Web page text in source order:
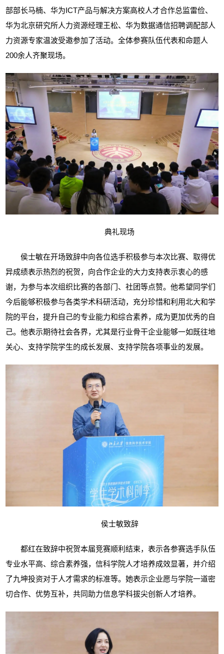
部部长马楠、华为ICT产品与解决方案高校人才合作总监雷俭、
华为北京研究所人力资源经理王松、华为数据通信招聘调配部人
力资源专家温波受邀参加了活动。全体参赛队伍代表和命题人
200余人齐聚现场。
典礼现场
侯士敏在开场致辞中向各位选手积极参与本次比赛、取得优
异成绩表示热烈的祝贺，向合作企业的大力支持表示衷心的感
谢，为参与本次组织比赛的各部门、社团等点赞。他希望同学们
今后能够积极参与各类学术科研活动，充分珍惜和利用北大和学
院的平台，提升自己的专业能力和综合素养，成为更加优秀的自
己。他表示期待社会各界，尤其是行业骨干企业能够一如既往地
关心、支持学院学生的成长发展、支持学院各项事业的发展。
侯士敏致辞
都红在致辞中祝贺本届竞赛顺利结束，表示各参赛选手队伍
专业水平高、综合素养强，信科学院人才培养成效显著，并介绍
了九坤投资对于人才需求的标准等。她表示企业愿与学院一道密
切合作、优势互补，共同助力信息学科拔尖创新人才培养。